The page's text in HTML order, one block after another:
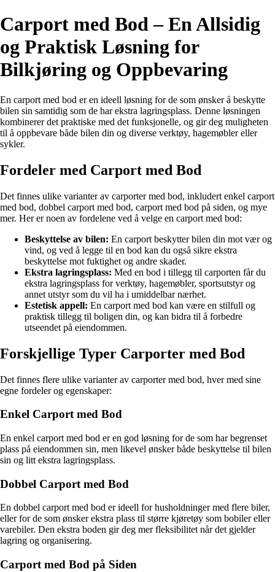
Carport med Bod – En Allsidig
og Praktisk Løsning for
Bilkjøring og Oppbevaring
En carport med bod er en ideell løsning for de som ønsker å beskytte
bilen sin samtidig som de har ekstra lagringsplass. Denne løsningen
kombinerer det praktiske med det funksjonelle, og gir deg muligheten
til å oppbevare både bilen din og diverse verktøy, hagemøbler eller
sykler.
Fordeler med Carport med Bod
Det finnes ulike varianter av carporter med bod, inkludert enkel carport
med bod, dobbel carport med bod, carport med bod på siden, og mye
mer. Her er noen av fordelene ved å velge en carport med bod:
Beskyttelse av bilen: En carport beskytter bilen din mot vær og
vind, og ved å legge til en bod kan du også sikre ekstra
beskyttelse mot fuktighet og andre skader.
Ekstra lagringsplass: Med en bod i tillegg til carporten får du
ekstra lagringsplass for verktøy, hagemøbler, sportsutstyr og
annet utstyr som du vil ha i umiddelbar nærhet.
Estetisk appell: En carport med bod kan være en stilfull og
praktisk tillegg til boligen din, og kan bidra til å forbedre
utseendet på eiendommen.
Forskjellige Typer Carporter med Bod
Det finnes flere ulike varianter av carporter med bod, hver med sine
egne fordeler og egenskaper:
Enkel Carport med Bod
En enkel carport med bod er en god løsning for de som har begrenset
plass på eiendommen sin, men likevel ønsker både beskyttelse til bilen
sin og litt ekstra lagringsplass.
Dobbel Carport med Bod
En dobbel carport med bod er ideell for husholdninger med flere biler,
eller for de som ønsker ekstra plass til større kjøretøy som bobiler eller
varebiler. Den ekstra boden gir deg mer fleksibilitet når det gjelder
lagring og organisering.
Carport med Bod på Siden